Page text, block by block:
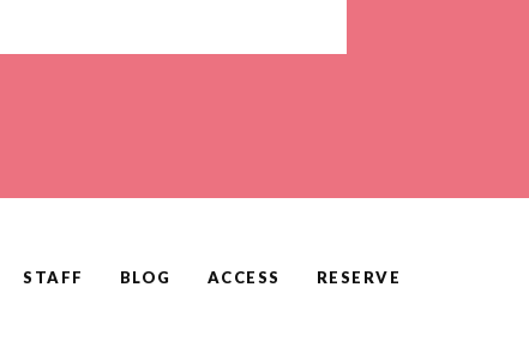
STAFF BLOG ACCESS RESERVE